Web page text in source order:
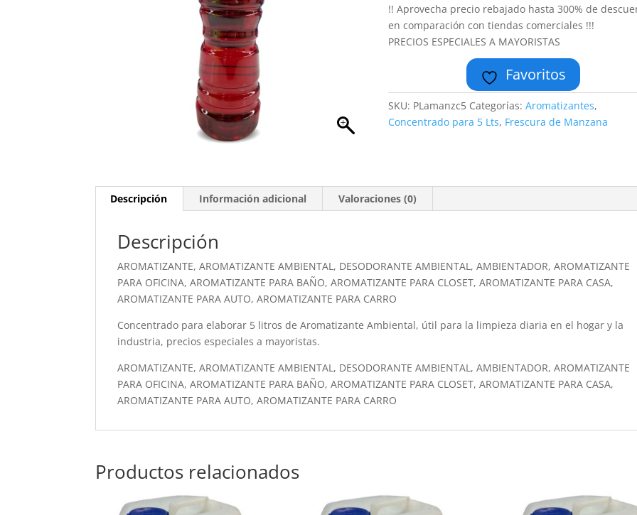
!! Aprovecha precio rebajado hasta 300% de
en comparación con tiendas comerciales !!!
PRECIOS ESPECIALES A MAYORISTAS
Favoritos
SKU: PLamanzc5 Categorías:Aromatizantes,
Concentrado para 5 Lts, Frescura de Manzana
Descripción Información adicional Valoraciones (0)
Descripción
AROMATIZANTE, AROMATIZANTE AMBIENTAL, DESODORANTE AMBIENTAL, AMBIENTADOR, AROMATIZANTE
PARA OFICINA, AROMATIZANTE PARA BAÑO, AROMATIZANTE PARA CLOSET, AROMATIZANTE PARA CASA,
AROMATIZANTE PARA AUTO, AROMATIZANTE PARA CARRO
Concentrado para elaborar 5 litros de Aromatizante Ambiental, útil para la limpieza diaria en el hogar y la
industria, precios especiales a mayoristas.
AROMATIZANTE, AROMATIZANTE AMBIENTAL, DESODORANTE AMBIENTAL, AMBIENTADOR, AROMATIZANTE
PARA OFICINA, AROMATIZANTE PARA BAÑO, AROMATIZANTE PARA CLOSET, AROMATIZANTE PARA CASA,
AROMATIZANTE PARA AUTO, AROMATIZANTE PARA CARRO
Productos relacionados